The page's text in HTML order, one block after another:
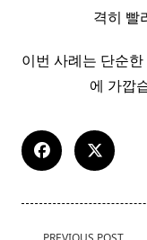
격히 빨
이번 사례는 단순
에 가깝
<span